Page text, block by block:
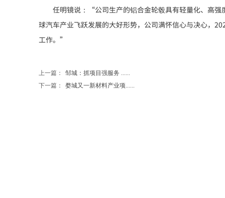
任明镜说：“公司生产的铝合金轮毂具有轻量化、高强
球汽车产业飞跃发展的大好形势，公司满怀信心与决心，
工作。”
上一篇：
邹城：抓项目强服务 ......
下一篇：
婺城又一新材料产业项......